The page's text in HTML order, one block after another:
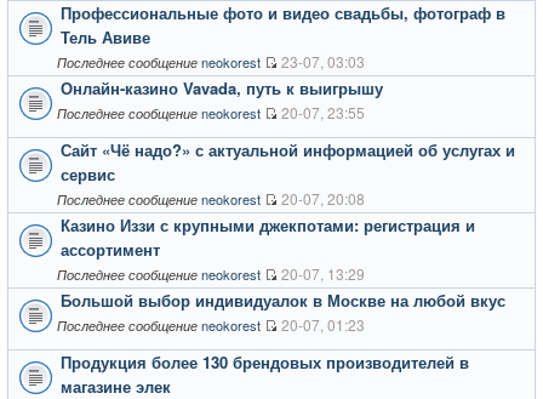
Профессиональные фото и видео свадьбы, фотограф в
Тель Авиве
Последнее сообщение neokorest 23-07, 03:03
Онлайн-казино Vavada, путь к выигрышу
Последнее сообщение neokorest 20-07, 23:55
Сайт «Чё надо?» с актуальной информацией об услугах и
сервис
Последнее сообщение neokorest 20-07, 20:08
Казино Иззи с крупными джекпотами: регистрация и
ассортимент
Последнее сообщение neokorest 20-07, 13:29
Большой выбор индивидуалок в Москве на любой вкус
Последнее сообщение neokorest 20-07, 01:23
Продукция более 130 брендовых производителей в
магазине элек